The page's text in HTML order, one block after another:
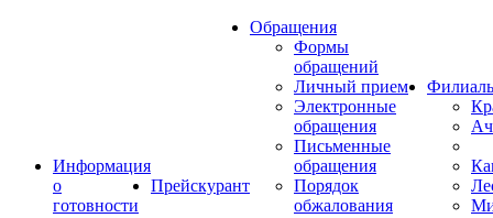
Информация
о
готовности
Прейскурант
Обращения
Формы
обращений
Личный прием
Электронные
обращения
Письменные
обращения
Порядок
обжалования